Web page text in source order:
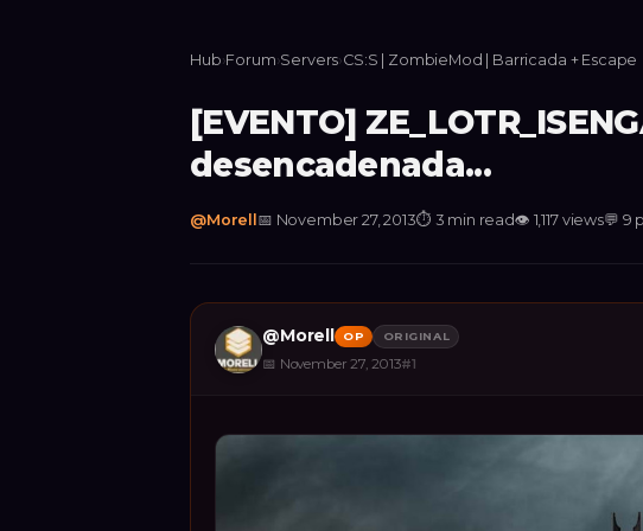
Hub›Forum›Servers›CS:S | ZombieMod | Barricada + Escape
[EVENTO]
desencadenada...
@Morell 📅 November 27, 2013⏱ 3 min read👁 1,117 views💬 9
@Morell OP ORIGINAL
📅 November 27, 2013#1